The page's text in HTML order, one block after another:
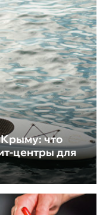
что
центры для